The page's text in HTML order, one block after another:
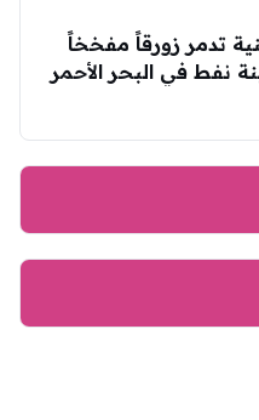
تدمر زورقاً مفخخاً
نفط في البحر الأحمر